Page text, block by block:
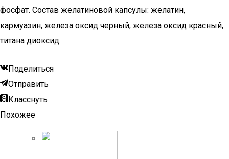
фосфат. Состав желатиновой капсулы: желатин,
кармуазин, железа оксид черный, железа оксид красный,
титана диоксид.
Поделиться
Отправить
Класснуть
Похожее